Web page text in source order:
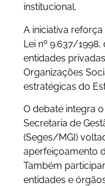
institucional.
A iniciativa
Lei nº 9.637/
entidades
Organizações
estratégicas do
O debate integra
Secretaria de
(Seges/MGI)
aperfeiçoamento
Também
entidades e